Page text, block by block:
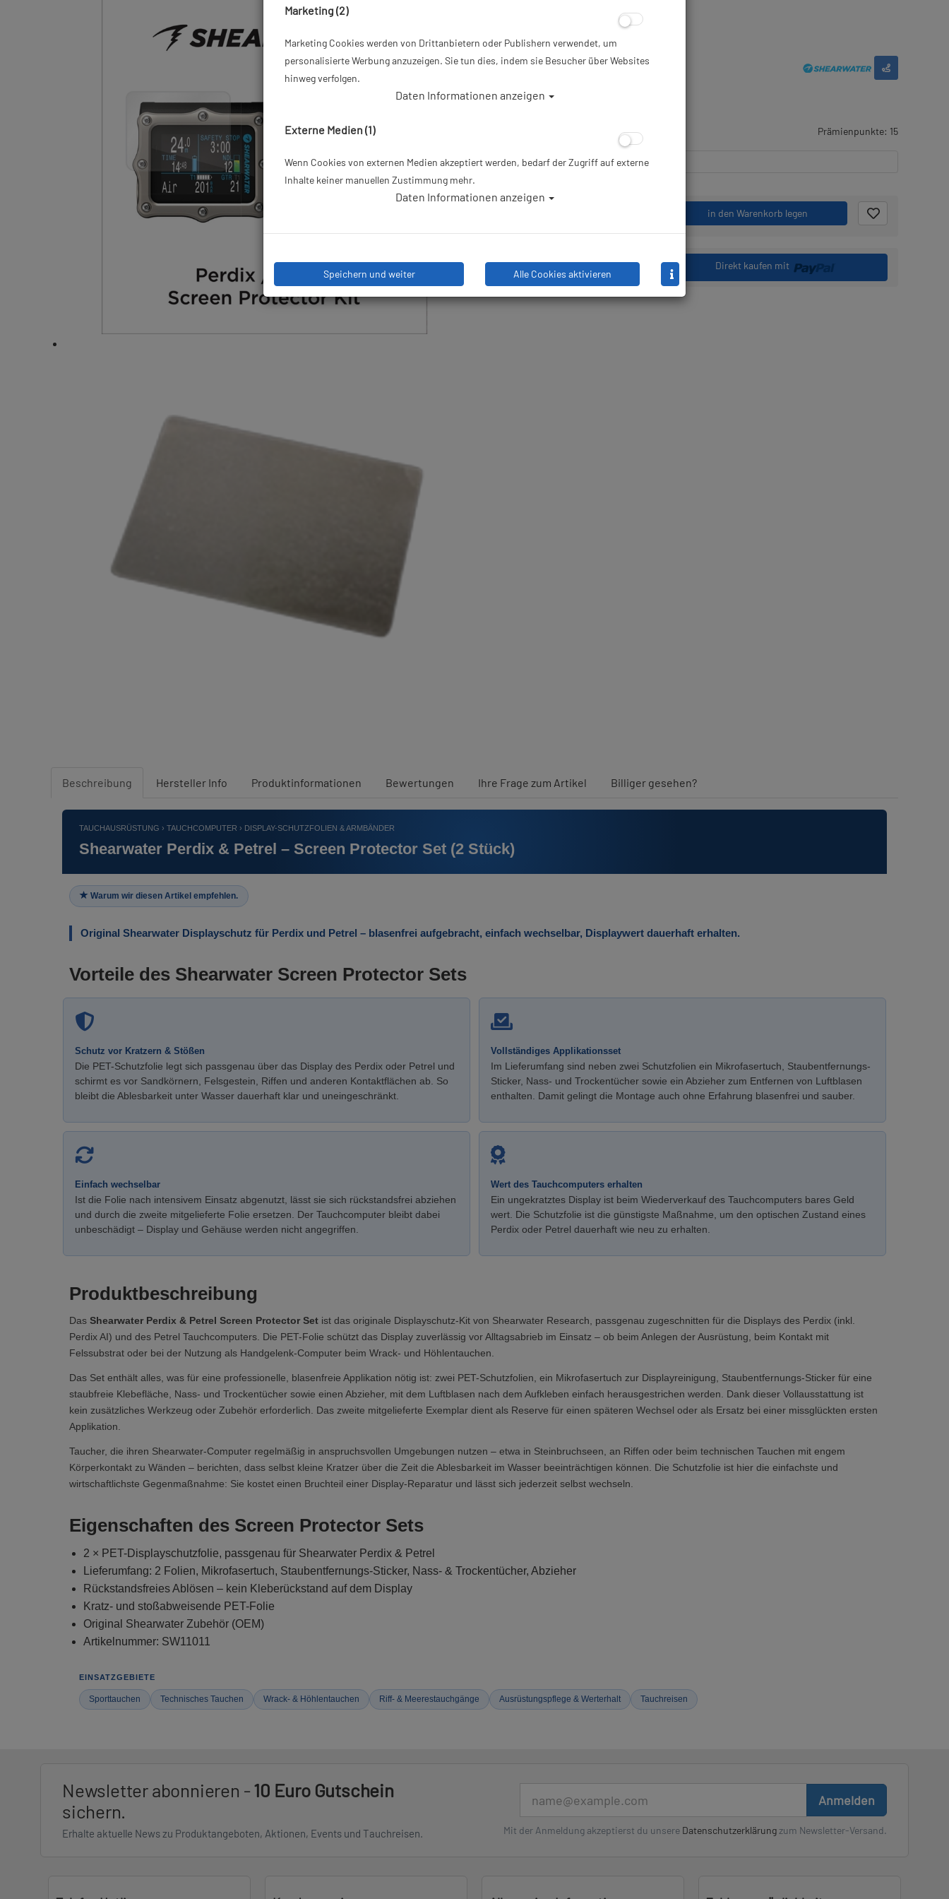
14,95 €*
Herstellerpreis: 15,00 €
Prämienpunkte: 15
in den Warenkorb legen
Direkt kaufen mit
Beschreibung Hersteller Info Produktinformationen Bewertungen Ihre Frage zum Artikel Billiger gesehen?
TAUCHAUSRÜSTUNG › TAUCHCOMPUTER › DISPLAY-SCHUTZFOLIEN & ARMBÄNDER
Shearwater Perdix & Petrel – Screen Protector Set (2 Stück)
Warum wir diesen Artikel empfehlen.
Original Shearwater Displayschutz für Perdix und Petrel – blasenfrei aufgebracht, einfach wechselbar, Displaywert dauerhaft erhalten.
Vorteile des Shearwater Screen Protector Sets
Schutz vor Kratzern & Stößen
Die PET-Schutzfolie legt sich passgenau über das Display des Perdix oder Petrel und
schirmt es vor Sandkörnern, Felsgestein, Riffen und anderen Kontaktflächen ab. So
bleibt die Ablesbarkeit unter Wasser dauerhaft klar und uneingeschränkt.
Vollständiges Applikationsset
Im Lieferumfang sind neben zwei Schutzfolien ein Mikrofasertuch, Staubentfernungs-
Sticker, Nass- und Trockentücher sowie ein Abzieher zum Entfernen von Luftblasen
enthalten. Damit gelingt die Montage auch ohne Erfahrung blasenfrei und sauber.
Einfach wechselbar
Ist die Folie nach intensivem Einsatz abgenutzt, lässt sie sich rückstandsfrei abziehen
und durch die zweite mitgelieferte Folie ersetzen. Der Tauchcomputer bleibt dabei
unbeschädigt – Display und Gehäuse werden nicht angegriffen.
Wert des Tauchcomputers erhalten
Ein ungekratztes Display ist beim Wiederverkauf des Tauchcomputers bares Geld
wert. Die Schutzfolie ist die günstigste Maßnahme, um den optischen Zustand eines
Perdix oder Petrel dauerhaft wie neu zu erhalten.
Produktbeschreibung
Das Shearwater Perdix & Petrel Screen Protector Set ist das originale Displayschutz-Kit von Shearwater Research, passgenau zugeschnitten für die Displays des Perdix (inkl.
Perdix AI) und des Petrel Tauchcomputers. Die PET-Folie schützt das Display zuverlässig vor Alltagsabrieb im Einsatz – ob beim Anlegen der Ausrüstung, beim Kontakt mit
Felssubstrat oder bei der Nutzung als Handgelenk-Computer beim Wrack- und Höhlentauchen.
Das Set enthält alles, was für eine professionelle, blasenfreie Applikation nötig ist: zwei PET-Schutzfolien, ein Mikrofasertuch zur Displayreinigung, Staubentfernungs-Sticker für eine
staubfreie Klebefläche, Nass- und Trockentücher sowie einen Abzieher, mit dem Luftblasen nach dem Aufkleben einfach herausgestrichen werden. Dank dieser Vollausstattung ist
kein zusätzliches Werkzeug oder Zubehör erforderlich. Das zweite mitgelieferte Exemplar dient als Reserve für einen späteren Wechsel oder als Ersatz bei einer missglückten ersten
Applikation.
Taucher, die ihren Shearwater-Computer regelmäßig in anspruchsvollen Umgebungen nutzen – etwa in Steinbruchseen, an Riffen oder beim technischen Tauchen mit engem
Körperkontakt zu Wänden – berichten, dass selbst kleine Kratzer über die Zeit die Ablesbarkeit im Wasser beeinträchtigen können. Die Schutzfolie ist hier die einfachste und
wirtschaftlichste Gegenmaßnahme: Sie kostet einen Bruchteil einer Display-Reparatur und lässt sich jederzeit selbst wechseln.
Eigenschaften des Screen Protector Sets
2 × PET-Displayschutzfolie, passgenau für Shearwater Perdix & Petrel
Lieferumfang: 2 Folien, Mikrofasertuch, Staubentfernungs-Sticker, Nass- & Trockentücher, Abzieher
Rückstandsfreies Ablösen – kein Kleberückstand auf dem Display
Kratz- und stoßabweisende PET-Folie
Original Shearwater Zubehör (OEM)
Artikelnummer: SW11011
EINSATZGEBIETE
Sporttauchen Technisches Tauchen Wrack- & Höhlentauchen Riff- & Meerestauchgänge Ausrüstungspflege & Werterhalt Tauchreisen
Newsletter abonnieren -10 Euro Gutschein
sichern.
Erhalte aktuelle News zu Produktangeboten, Aktionen, Events und Tauchreisen.
Anmelden
Mit der Anmeldung akzeptierst du unsere Datenschutzerklärung zum Newsletter-Versand.
Marketing (2)
Marketing Cookies werden von Drittanbietern oder Publishern verwendet, um
personalisierte Werbung anzuzeigen. Sie tun dies, indem sie Besucher über Websites
hinweg verfolgen.
Daten Informationen anzeigen
Externe Medien (1)
Wenn Cookies von externen Medien akzeptiert werden, bedarf der Zugriff auf externe
Inhalte keiner manuellen Zustimmung mehr.
Daten Informationen anzeigen
Speichern und weiter Alle Cookies aktivieren